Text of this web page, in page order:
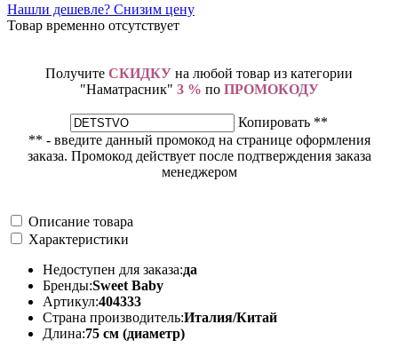
Нашли дешевле? Снизим цену
Товар временно отсутствует
Получите СКИДКУ на любой товар из категории
"Наматрасник" 3 % по ПРОМОКОДУ
Копировать **
** - введите данный промокод на странице оформления
заказа. Промокод действует после подтверждения заказа
менеджером
Описание товара
Характеристики
Недоступен для заказа:да
Бренды:Sweet Baby
Артикул:404333
Страна производитель:Италия/Китай
Длина:75 см (диаметр)